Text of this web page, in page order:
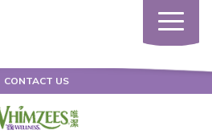
Toggle
CONTACT US